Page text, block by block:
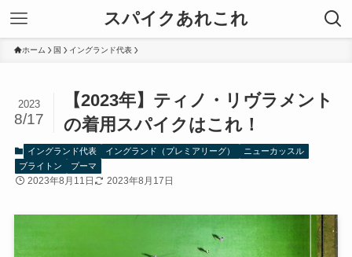
スパイクあれこれ
ホーム 国 イングランド代表
【2023年】ティノ・リヴラメント
の着用スパイクはこれ！
2023
8/17
イングランド代表 イングランド（プレミアリーグ）
ニューカッスル
ブライトン
プーマ
2023年8月11日 2023年8月17日